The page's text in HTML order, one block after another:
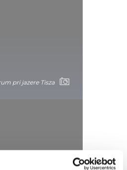
pri jazere Tisza
na Pláži snov